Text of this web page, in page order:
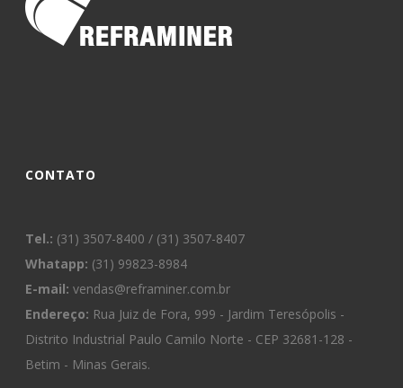
CONTATO
Tel.: (31) 3507-8400 / (31) 3507-8407
Whatapp: (31) 99823-8984
E-mail: vendas@reframiner.com.br
Endereço: Rua Juiz de Fora, 999 - Jardim Teresópolis -
Distrito Industrial Paulo Camilo Norte - CEP 32681-128 -
Betim - Minas Gerais.